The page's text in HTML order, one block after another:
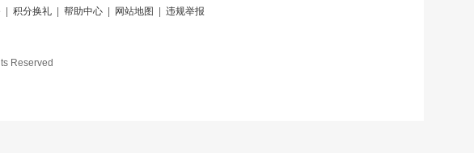
积分换礼 帮助中心 网站地图 违规举报
Reserved